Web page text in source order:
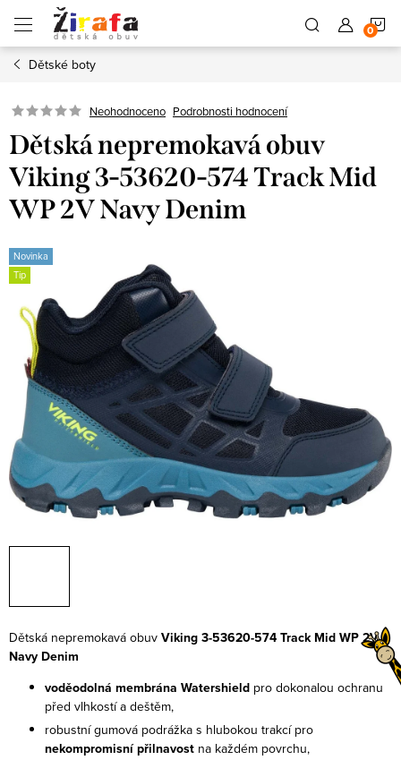
obsah
Dětské boty
Neohodnoceno Podrobnosti hodnocení
Dětská nepremokavá obuv
Viking 3-53620-574 Track Mid
WP 2V Navy Denim
Novinka
Tip
Dětská nepremokavá obuv Viking 3-53620-574 Track Mid WP 2V
Navy Denim
voděodolná membrána Watershield pro dokonalou ochranu
před vlhkostí a deštěm,
robustní gumová podrážka s hlubokou trakcí pro
nekompromisní přilnavost na každém povrchu,